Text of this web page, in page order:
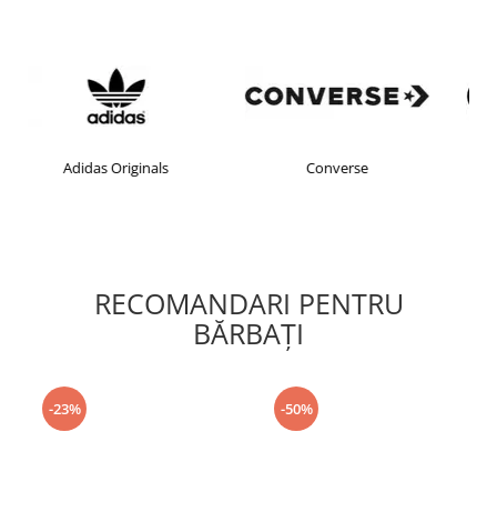
Converse
RECOMANDARI PENTRU
BĂRBAŢI
-23% -50%